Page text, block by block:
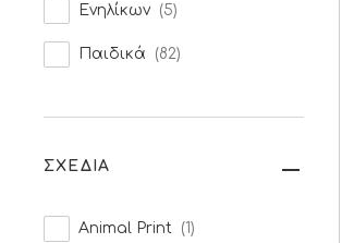
Ενηλίκων (5)
Παιδικά (82)
ΣΧΕΔΙΑ
Animal Print (1)